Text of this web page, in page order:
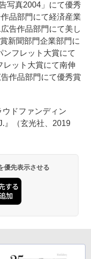
写真2004」にて優秀
品部門にて経済産業
告作品部門にて美し
新聞部門企業部門に
フレット大賞にて
レット大賞にて南伸
作品部門にて優秀賞
ドファンディン
』（玄光社、2019
優先表示させる